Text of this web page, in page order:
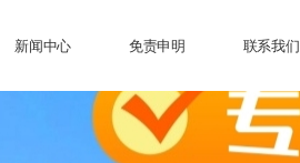
新闻中心 免责申明 联系我们